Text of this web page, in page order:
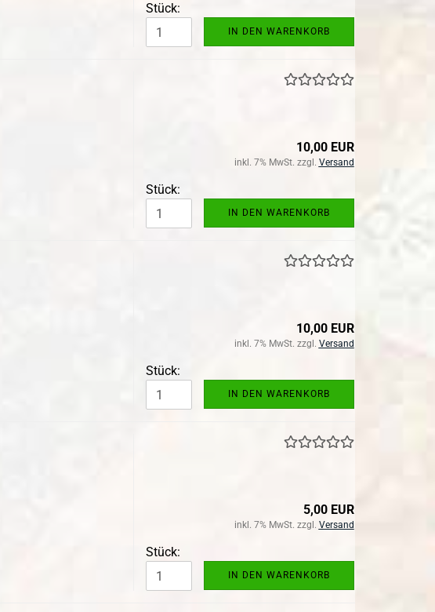
Stück:
IN DEN WARENKORB
10,00 EUR
inkl. 7% MwSt. zzgl. Versand
Stück:
IN DEN WARENKORB
10,00 EUR
inkl. 7% MwSt. zzgl. Versand
Stück:
IN DEN WARENKORB
5,00 EUR
inkl. 7% MwSt. zzgl. Versand
Stück:
IN DEN WARENKORB